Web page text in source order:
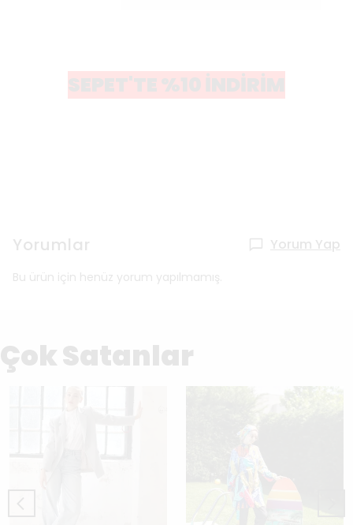
SEPET'TE %10 İNDİRİM
Yorumlar Yorum Yap
Bu ürün için henüz yorum yapılmamış.
Çok Satanlar